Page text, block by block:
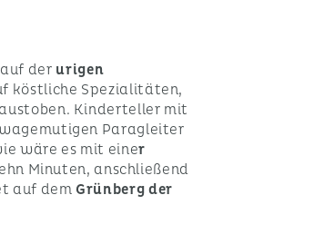
der urigen
köstliche Spezialitäten,
Kinderteller mit
Paragleiter
wäre es mit einer
Minuten, anschließend
auf dem Grünberg der